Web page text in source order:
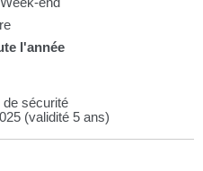
l'année
sécurité
(validité 5 ans)